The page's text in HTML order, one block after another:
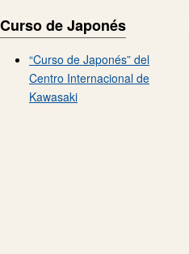
Curso de Japonés
“Curso de Japonés” del
Centro Internacional de
Kawasaki